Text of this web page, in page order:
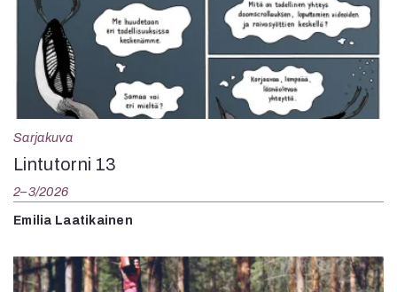
Sarjakuva
Lintutorni 13
2–3/2026
Emilia Laatikainen